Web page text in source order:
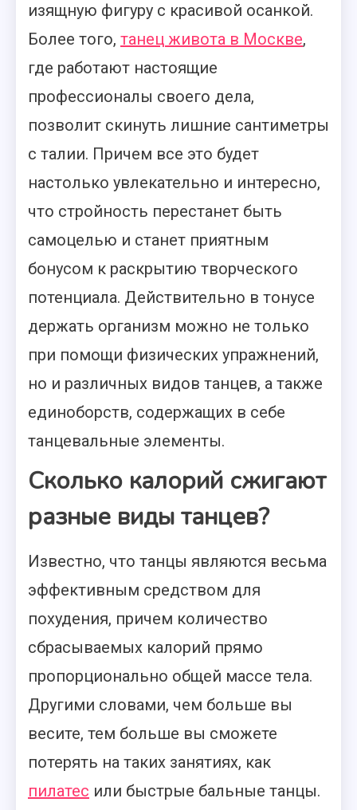
изящную фигуру с красивой осанкой.
Более того, танец живота в Москве,
где работают настоящие
профессионалы своего дела,
позволит скинуть лишние сантиметры
с талии. Причем все это будет
настолько увлекательно и интересно,
что стройность перестанет быть
самоцелью и станет приятным
бонусом к раскрытию творческого
потенциала. Действительно в тонусе
держать организм можно не только
при помощи физических упражнений,
но и различных видов танцев, а также
единоборств, содержащих в себе
танцевальные элементы.
Сколько калорий сжигают
разные виды танцев?
Известно, что танцы являются весьма
эффективным средством для
похудения, причем количество
сбрасываемых калорий прямо
пропорционально общей массе тела.
Другими словами, чем больше вы
весите, тем больше вы сможете
потерять на таких занятиях, как
пилатес или быстрые бальные танцы.